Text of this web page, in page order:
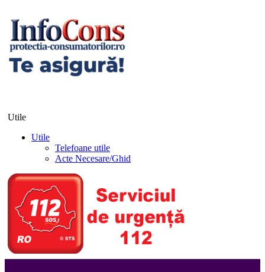
Utile
Utile
Telefoane utile
Acte Necesare/Ghid